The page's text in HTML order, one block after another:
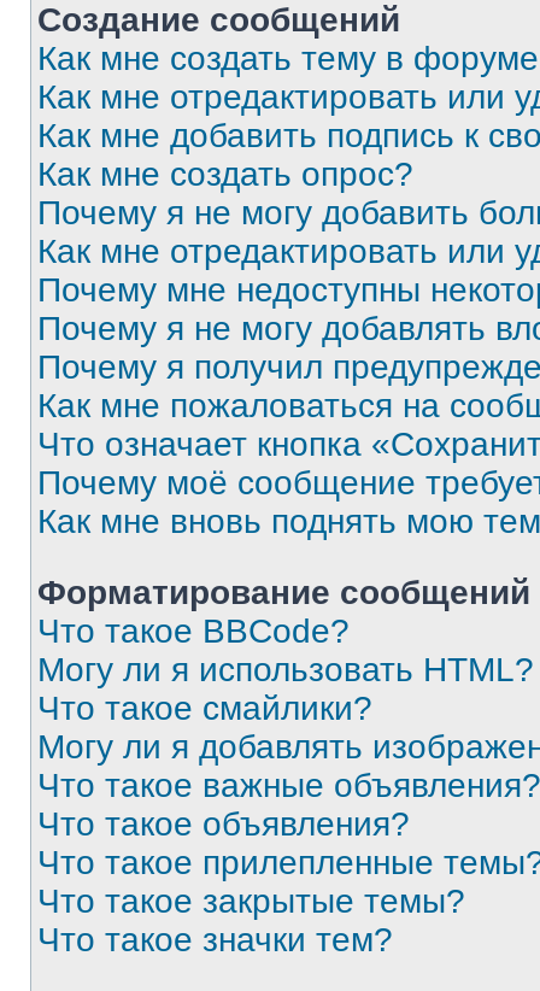
Создание сообщений
Как мне создать тему в
Как мне отредактировать или
Как мне добавить подпись к
Как мне создать опрос?
Почему я не могу добавить
Как мне отредактировать или
Почему мне недоступны
Почему я не могу добавлять
Почему я получил
Как мне пожаловаться на
Что означает кнопка
Почему моё сообщение
Как мне вновь поднять мою
Форматирование
Что такое BBCode?
Могу ли я использовать HTML?
Что такое смайлики?
Могу ли я добавлять
Что такое важные объявления?
Что такое объявления?
Что такое прилепленные
Что такое закрытые темы?
Что такое значки тем?